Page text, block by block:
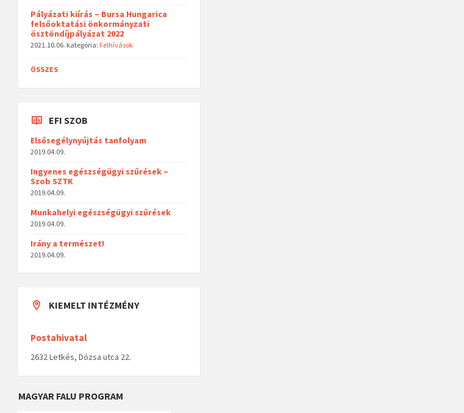
Pályázati kiírás – Bursa Hungarica
felsőoktatási önkormányzati
ösztöndíjpályázat 2022
2021.10.06. kategória: Felhívások
ÖSSZES
EFI SZOB
Elsősegélynyújtás tanfolyam
2019.04.09.
Ingyenes egészségügyi szűrések –
Szob SZTK
2019.04.09.
Munkahelyi egészségügyi szűrések
2019.04.09.
Irány a természet!
2019.04.09.
KIEMELT INTÉZMÉNY
Postahivatal
2632 Letkés, Dózsa utca 22.
MAGYAR FALU PROGRAM